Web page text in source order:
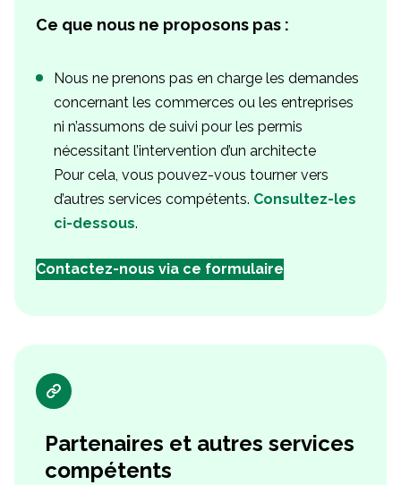
Ce que nous ne proposons pas :
Nous ne prenons pas en charge les demandes
concernant les commerces ou les entreprises
ni n’assumons de suivi pour les permis
nécessitant l’intervention d’un architecte
Pour cela, vous pouvez-vous tourner vers
d’autres services compétents. Consultez-les
ci-dessous.
Contactez-nous via ce formulaire
Partenaires et autres services
compétents